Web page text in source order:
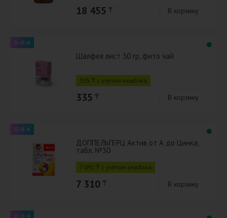
18 455 ₸ В корзину
0-0-4
Шалфея лист 30 гр, фито чай
325 ₸ с учётом кешбэка
335 ₸ В корзину
0-0-4
ДОППЕЛЬГЕРЦ Актив от А до Цинка,
табл. №30
7 091 ₸ с учётом кешбэка
7 310 ₸ В корзину
0-0-4